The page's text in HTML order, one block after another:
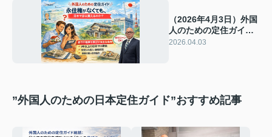
（2026年4月3日）外国
人のための定住ガイ
ド：永住権がなくて
2026.04.03
”外国人のための日本定住ガイド”おすすめ記事